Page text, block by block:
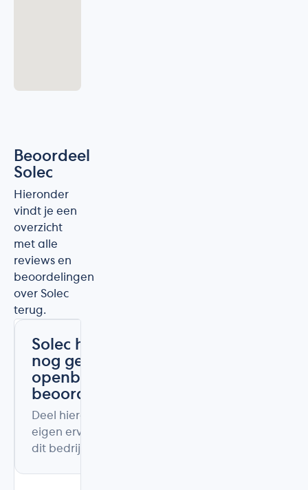
Beoordeel
Solec
Hieronder
vindt je een
overzicht
met alle
reviews en
beoordelingen
over Solec
terug.
Solec heeft
nog geen
openbare
beoordelingen
Deel hieronder uw
eigen ervaring met
dit bedrijf.